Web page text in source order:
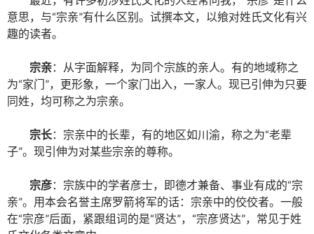
意思，与“宗亲”有什么区别。试撰本文，以飨对姓氏文化有兴
趣的读者。
宗亲：从字面解释，为同个宗族的亲人。有的地域称之
为“家门”，更形象，一个家门出入，一家人。现已引伸为只要
同姓，均可称之为宗亲。
宗长：宗亲中的长辈，有的地区如川渝，称之为“老辈
子”。现引伸为对某些宗亲的尊称。
宗彦：宗族中的学者彦士，即德才兼备、事业有成的“宗
亲”。用本会名誉主席罗箭将军的话：宗亲中的佼佼者。一般
在“宗彦”后面，紧跟组词的是“贤达”，“宗彦贤达”，常见于姓